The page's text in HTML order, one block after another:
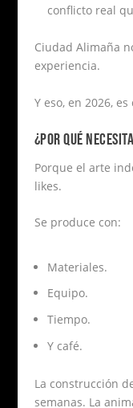
conflicto real
Ciudad Alimaña
experiencia.
Y eso, en 2026,
¿POR QUÉ
Porque el arte
likes.
Se produce con:
Materiales.
Equipo.
Tiempo.
Y café.
La construcción
semanas. La